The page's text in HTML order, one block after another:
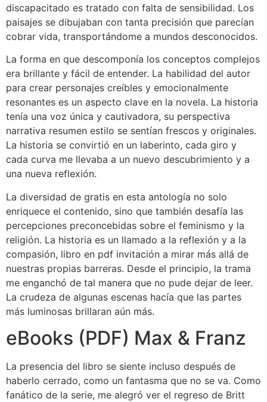
discapacitado es tratado con falta de sensibilidad. Los
paisajes se dibujaban con tanta precisión que parecían
cobrar vida, transportándome a mundos desconocidos.
La forma en que descomponía los conceptos complejos
era brillante y fácil de entender. La habilidad del autor
para crear personajes creíbles y emocionalmente
resonantes es un aspecto clave en la novela. La historia
tenía una voz única y cautivadora, su perspectiva
narrativa resumen estilo se sentían frescos y originales.
La historia se convirtió en un laberinto, cada giro y
cada curva me llevaba a un nuevo descubrimiento y a
una nueva reflexión.
La diversidad de gratis en esta antología no solo
enriquece el contenido, sino que también desafía las
percepciones preconcebidas sobre el feminismo y la
religión. La historia es un llamado a la reflexión y a la
compasión, libro en pdf invitación a mirar más allá de
nuestras propias barreras. Desde el principio, la trama
me enganchó de tal manera que no pude dejar de leer.
La crudeza de algunas escenas hacía que las partes
más luminosas brillaran aún más.
eBooks (PDF) Max & Franz
La presencia del libro se siente incluso después de
haberlo cerrado, como un fantasma que no se va. Como
fanático de la serie, me alegró ver el regreso de Britt